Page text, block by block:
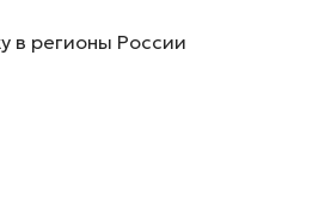
в регионы России